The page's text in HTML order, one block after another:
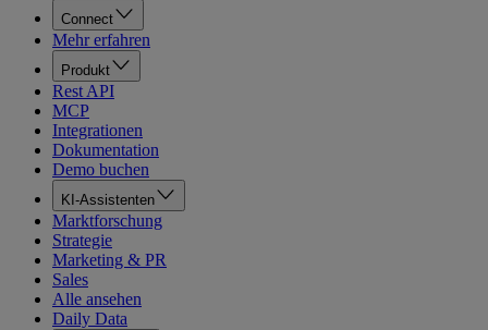
Connect
Mehr erfahren
Produkt
Rest API
MCP
Integrationen
Dokumentation
Demo buchen
KI-Assistenten
Marktforschung
Strategie
Marketing & PR
Sales
Alle ansehen
Daily Data